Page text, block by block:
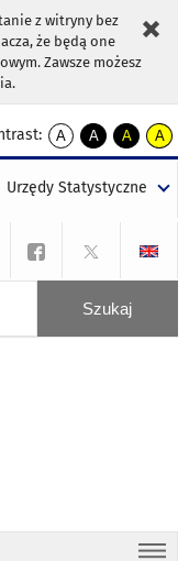
z witryny bez
że będą one
Zawsze możesz
A
kontrast
A
kontrast
tekst
czarnym
A
kontrast
tekst
czarnym
A
tekst
żółtym
Urzędy Statystyczne